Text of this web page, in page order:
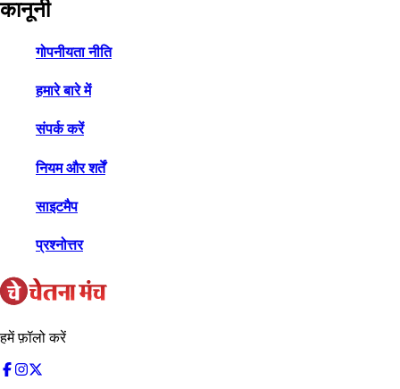
कानूनी
गोपनीयता नीति
हमारे बारे में
संपर्क करें
नियम और शर्तें
साइटमैप
प्रश्नोत्तर
हमें फ़ॉलो करें